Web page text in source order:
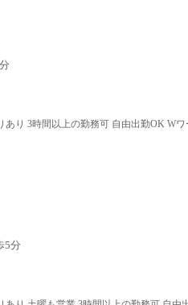
り 3時間以上の勤務可 自由出勤OK Wワ
5分